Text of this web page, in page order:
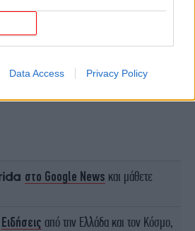
Data Access Privacy Policy
στο Google News και μάθετε
Ειδήσεις από την Ελλάδα και τον Κόσμο,